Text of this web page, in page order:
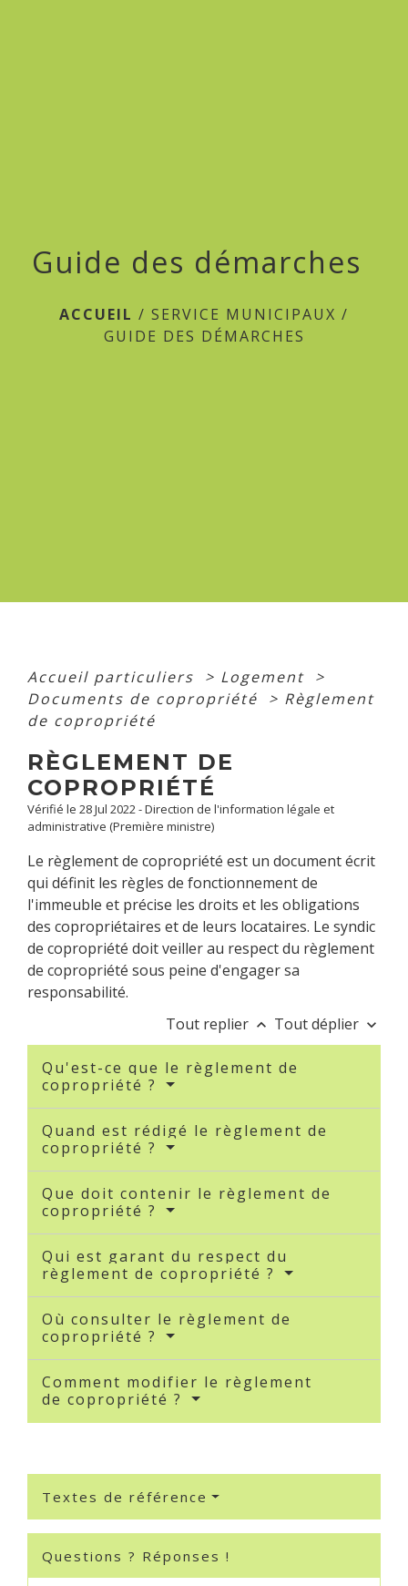
Guide des démarches
ACCUEIL / SERVICE MUNICIPAUX /
GUIDE DES DÉMARCHES
Accueil particuliers > Logement >
Documents de copropriété
> Règlement
de copropriété
RÈGLEMENT DE
COPROPRIÉTÉ
Vérifié le 28 Jul 2022 - Direction de l'information légale et
administrative (Première ministre)
Le règlement de copropriété est un document écrit
qui définit les règles de fonctionnement de
l'immeuble et précise les droits et les obligations
des copropriétaires et de leurs locataires. Le syndic
de copropriété doit veiller au respect du règlement
de copropriété sous peine d'engager sa
responsabilité.
Tout replier keyboard_arrow_up Tout déplier keyboard_arrow_down
Qu'est-ce que le règlement de
copropriété ?
Quand est rédigé le règlement de
copropriété ?
Que doit contenir le règlement de
copropriété ?
Qui est garant du respect du
règlement de copropriété ?
Où consulter le règlement de
copropriété ?
Comment modifier le règlement
de copropriété ?
Textes de référence
Questions ? Réponses !